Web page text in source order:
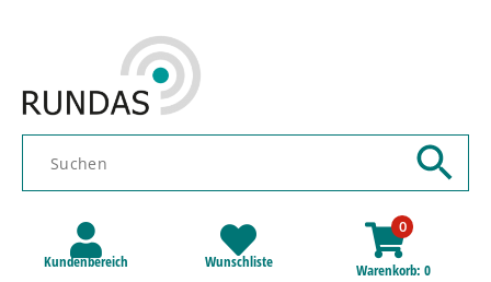
Kundenbereich Wunschliste
0
Warenkorb 0